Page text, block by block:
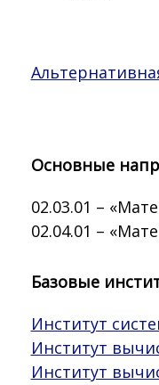
Основные
02.03.01 –
02.04.01 –
Базовые
Институт
Институт
Институт